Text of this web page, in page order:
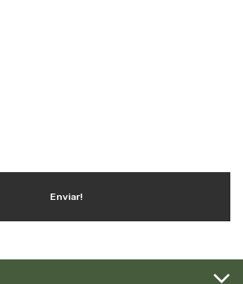
Enviar!